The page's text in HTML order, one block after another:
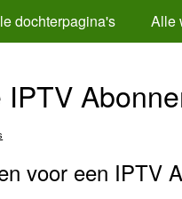
dochterpagina's Alle
voor een IPTV